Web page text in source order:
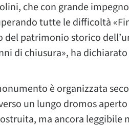
che con grande
tutte le difficoltà
del patrimonio storico
di chiusura», ha dichiarato
è organizzata
un lungo dromos aperto
ma ancora leggibile